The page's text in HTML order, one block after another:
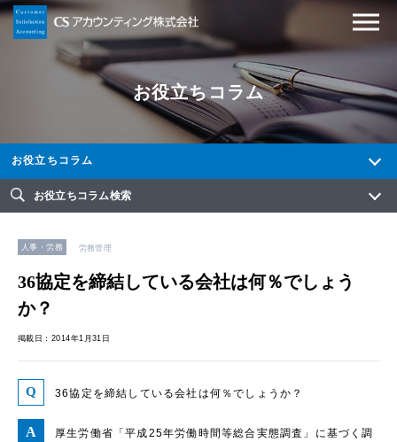
お役立ちコラム
お役立ちコラム
お役立ちコラム検索
人事・労務 労務管理
36協定を締結している会社は何％でしょう
か？
掲載日：2014年1月31日
36協定を締結している会社は何％でしょうか？
厚生労働省「平成25年労働時間等総合実態調査」に基づく調